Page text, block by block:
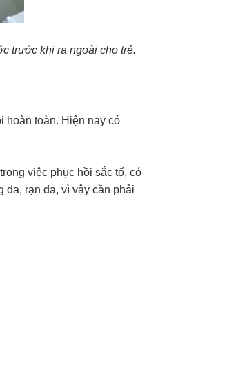
trước khi ra ngoài cho trẻ.
hoàn toàn. Hiện nay có
việc phục hồi sắc tố, có
da, rạn da, vì vậy cần phải